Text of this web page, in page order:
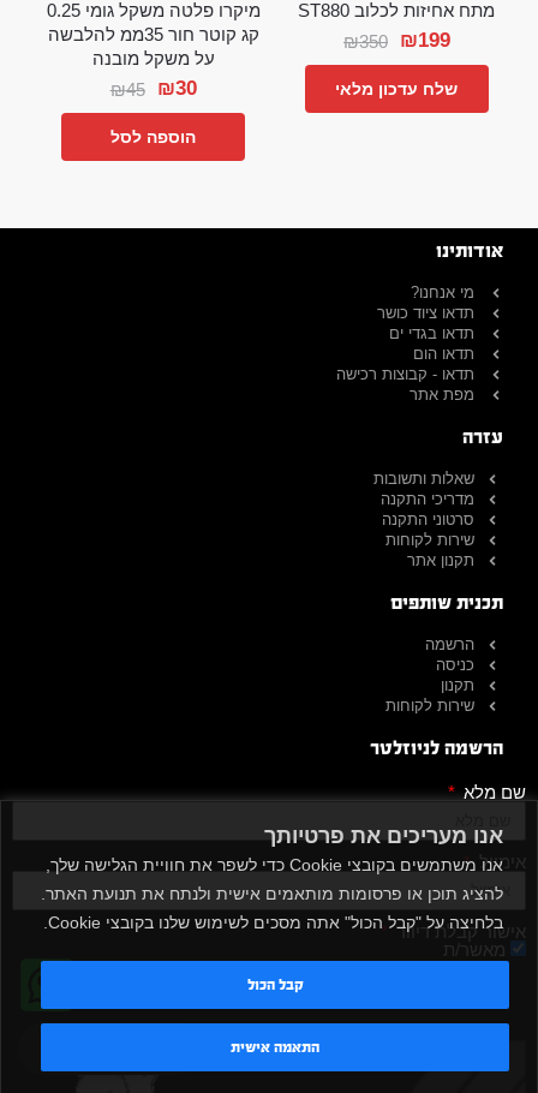
אנו מעריכים את פרטיותך
אנו משתמשים בקובצי Cookie כדי לשפר את חוויית הגלישה שלך,
להציג תוכן או פרסומות מותאמים אישית ולנתח את תנועת האתר.
בלחיצה על "קבל הכול" אתה מסכים לשימוש שלנו בקובצי Cookie.
התאמה אישית
קבל הכול
מתח אחיזות לכלוב ST880
₪350 ₪199
שלח עדכון מלאי
מיקרו פלטה משקל גומי 0.25
קג קוטר חור 35ממ להלבשה
על משקל מובנה
₪45 ₪30
הוספה לסל
אודותינו
מי אנחנו?
תדאו ציוד כושר
תדאו בגדי ים
תדאו הום
תדאו - קבוצות רכישה
מפת אתר
עזרה
שאלות ותשובות
מדריכי התקנה
סרטוני התקנה
שירות לקוחות
תקנון אתר
תכנית שותפים
הרשמה
כניסה
תקנון
שירות לקוחות
הרשמה לניוזלטר
שם מלא
אימייל
אישור קבלת דיוור
מאשר/ת